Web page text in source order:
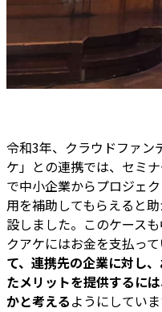
令和3年、クラウドファン
ケ」との連携では、セミ
で中小企業からプロジェ
用を補助してもらえると
設しました。このケース
クアケにはお金を支払って
て、連携先の企業に対し
たメリットを提供するに
かと考えるようにしていま